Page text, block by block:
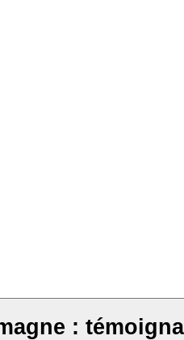
: